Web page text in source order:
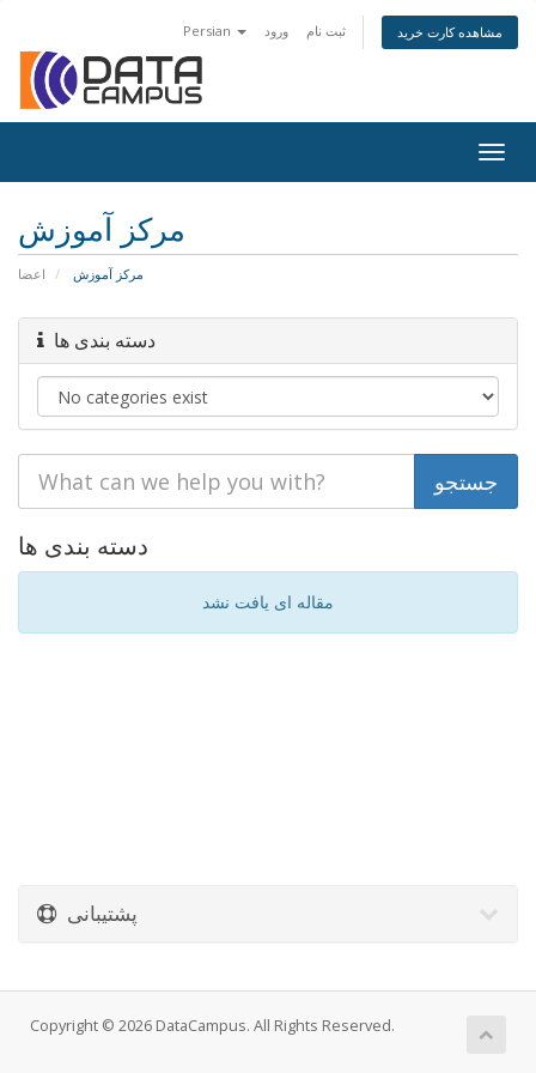
Persian ورود ثبت نام مشاهده کارت خرید
مرکز آموزش
اعضا مرکز آموزش
دسته بندی ها
دسته بندی ها
مقاله ای یافت نشد
پشتیبانی
Copyright © 2026 DataCampus. All Rights Reserved.